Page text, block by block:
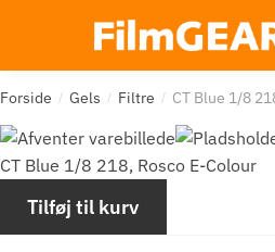
Forside / Gels / Filtre / CT Blue 1/8
CT Blue 1/8 218, Rosco E-Colour
Tilføj til kurv